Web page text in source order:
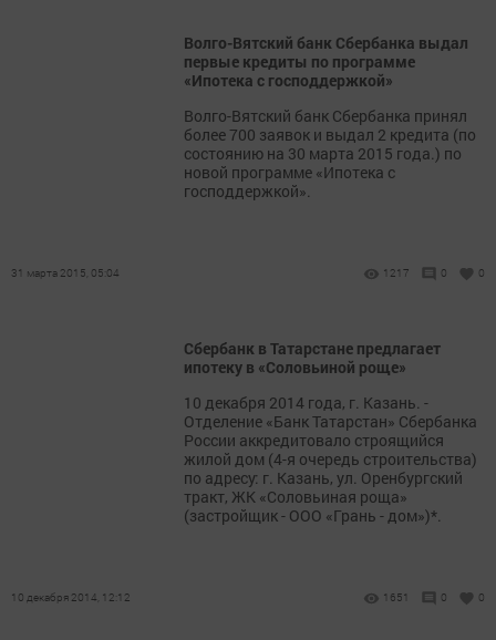
Волго-Вятский банк Сбербанка выдал
первые кредиты по программе
«Ипотека с господдержкой»
Волго-Вятский банк Сбербанка принял
более 700 заявок и выдал 2 кредита (по
состоянию на 30 марта 2015 года.) по
новой программе «Ипотека с
господдержкой».
31 марта 2015, 05:04 1217 0 0
Сбербанк в Татарстане предлагает
ипотеку в «Соловьиной роще»
10 декабря 2014 года, г. Казань. -
Отделение «Банк Татарстан» Сбербанка
России аккредитовало строящийся
жилой дом (4-я очередь строительства)
по адресу: г. Казань, ул. Оренбургский
тракт, ЖК «Соловьиная роща»
(застройщик - ООО «Грань - дом»)*.
10 декабря 2014, 12:12 1651 0 0